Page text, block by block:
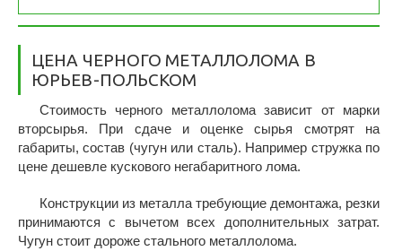
ЦЕНА ЧЕРНОГО МЕТАЛЛОЛОМА В
ЮРЬЕВ-ПОЛЬСКОМ
Стоимость черного металлолома зависит от марки
вторсырья. При сдаче и оценке сырья смотрят на
габариты, состав (чугун или сталь). Например стружка по
цене дешевле кускового негабаритного лома.
Конструкции из металла требующие демонтажа, резки
принимаются с вычетом всех дополнительных затрат.
Чугун стоит дороже стального металлолома.